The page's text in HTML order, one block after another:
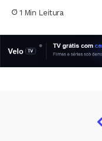
1 Min Leitura